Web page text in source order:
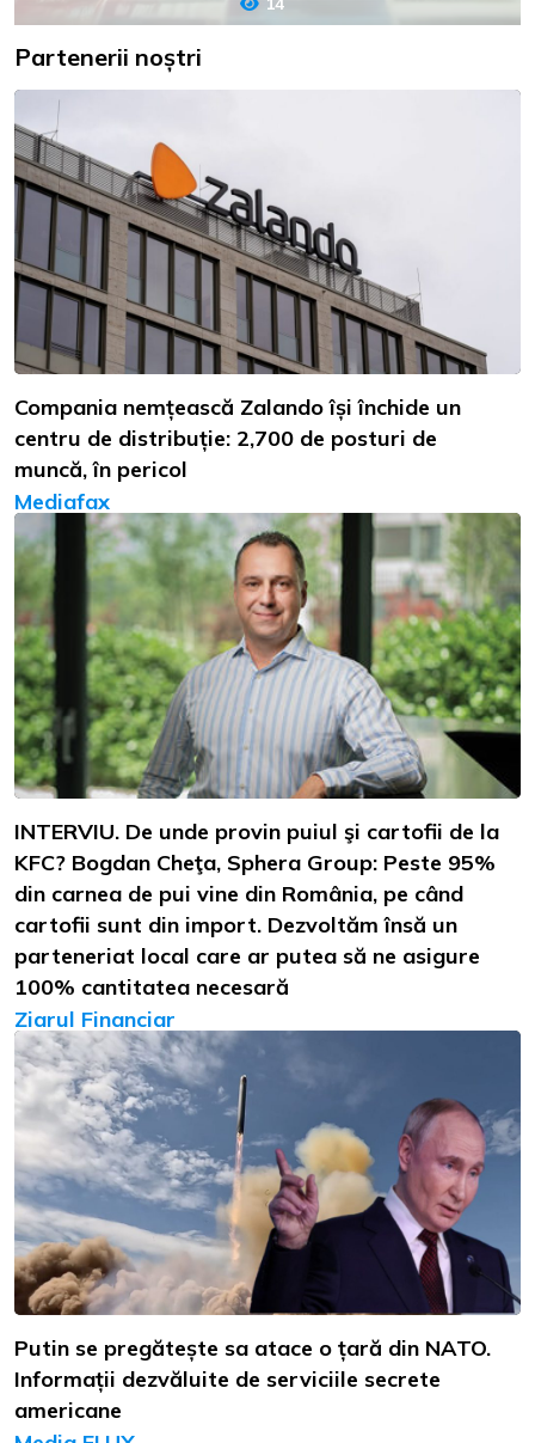
Partenerii noștri
Compania nemțească Zalando își închide un
centru de distribuție: 2,700 de posturi de
muncă, în pericol
Mediafax
INTERVIU. De unde provin puiul şi cartofii de la
KFC? Bogdan Cheţa, Sphera Group: Peste 95%
din carnea de pui vine din România, pe când
cartofii sunt din import. Dezvoltăm însă un
parteneriat local care ar putea să ne asigure
100% cantitatea necesară
Ziarul Financiar
Putin se pregătește sa atace o țară din NATO.
Informații dezvăluite de serviciile secrete
americane